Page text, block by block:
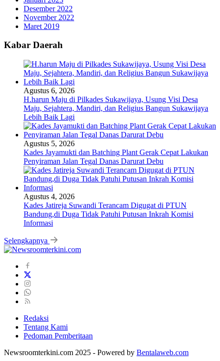
Desember 2022
November 2022
Maret 2019
Kabar Daerah
Agustus 6, 2026
H.harun Maju di Pilkades Sukawijaya, Usung Visi Desa
Maju, Sejahtera, Mandiri, dan Religius Bangun Sukawijaya
Lebih Baik Lagi
Agustus 5, 2026
Kades Jayamukti dan Batching Plant Gerak Cepat Lakukan
Penyiraman Jalan Tegal Danas Darurat Debu
Agustus 4, 2026
Kades Jatireja Suwandi Terancam Digugat di PTUN
Bandung,di Duga Tidak Patuhi Putusan Inkrah Komisi
Informasi
Selengkapnya
Redaksi
Tentang Kami
Pedoman Pemberitaan
Newsroomterkini.com 2025 - Powered by Bentalaweb.com